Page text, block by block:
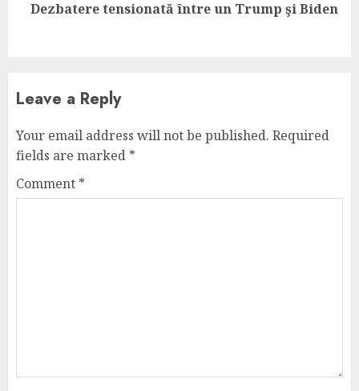
Dezbatere tensionată între un Trump şi Biden
Leave a Reply
Your email address will not be published. Required
fields are marked *
Comment *